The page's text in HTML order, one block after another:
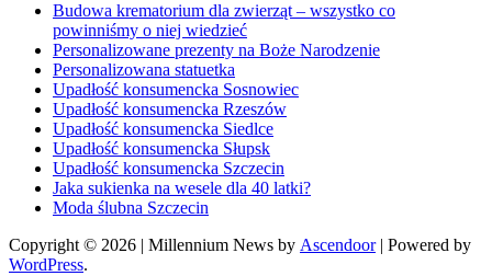
Budowa krematorium dla zwierząt – wszystko co
powinniśmy o niej wiedzieć
Personalizowane prezenty na Boże Narodzenie
Personalizowana statuetka
Upadłość konsumencka Sosnowiec
Upadłość konsumencka Rzeszów
Upadłość konsumencka Siedlce
Upadłość konsumencka Słupsk
Upadłość konsumencka Szczecin
Jaka sukienka na wesele dla 40 latki?
Moda ślubna Szczecin
Copyright © 2026 | Millennium News by Ascendoor| Powered by
WordPress.